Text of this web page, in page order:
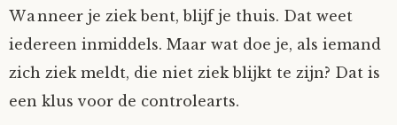
Op ontdekkingsreis
Posities
Instrumenten
aube
Verhalen van de HD-site
Verhalen van Anne en Bill
Mijn Account
Wanneer je ziek bent, blijf je thuis. Dat weet
iedereen inmiddels. Maar wat doe je, als iemand
zich ziek meldt, die niet ziek blijkt te zijn? Dat is
een klus voor de controlearts.